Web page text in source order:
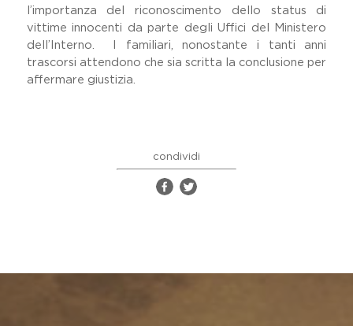
l’importanza del riconoscimento dello status di
vittime innocenti da parte degli Uffici del Ministero
dell’Interno. I familiari, nonostante i tanti anni
trascorsi attendono che sia scritta la conclusione per
affermare giustizia.
condividi